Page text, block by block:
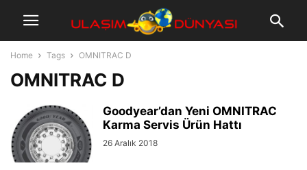
Home Tags OMNITRAC D
OMNITRAC D
Goodyear’dan Yeni OMNITRAC
Karma Servis Ürün Hattı
26 Aralık 2018